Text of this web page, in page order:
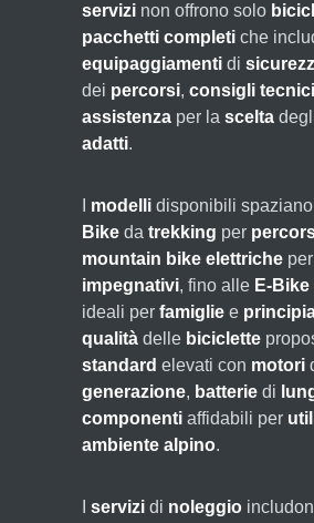
servizi non offrono solo
pacchetti completi che
equipaggiamenti di
dei percorsi, consigli tecnici
assistenza per la scelta
adatti.
modelli disponibili
Bike da trekking per
mountain bike elettriche per
impegnativi, fino alle E-Bike
ideali per famiglie e
qualità delle biciclette
standard elevati con motori
generazione, batterie di
componenti affidabili per
ambiente alpino.
servizi di noleggio